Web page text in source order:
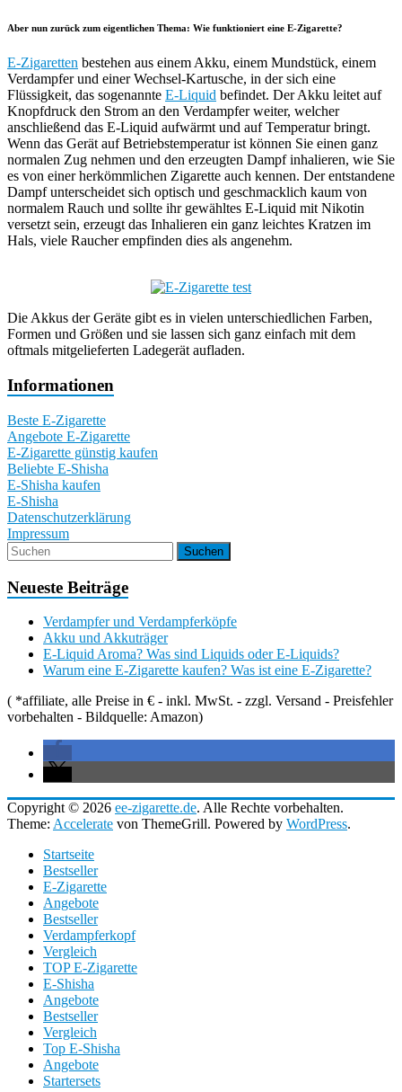
Aber nun zurück zum eigentlichen Thema: Wie funktioniert eine E-Zigarette?
E-Zigaretten bestehen aus einem Akku, einem Mundstück, einem
Verdampfer und einer Wechsel-Kartusche, in der sich eine
Flüssigkeit, das sogenannte E-Liquid befindet. Der Akku leitet auf
Knopfdruck den Strom an den Verdampfer weiter, welcher
anschließend das E-Liquid aufwärmt und auf Temperatur bringt.
Wenn das Gerät auf Betriebstemperatur ist können Sie einen ganz
normalen Zug nehmen und den erzeugten Dampf inhalieren, wie Sie
es von einer herkömmlichen Zigarette auch kennen. Der entstandene
Dampf unterscheidet sich optisch und geschmacklich kaum von
normalem Rauch und sollte ihr gewähltes E-Liquid mit Nikotin
versetzt sein, erzeugt das Inhalieren ein ganz leichtes Kratzen im
Hals, viele Raucher empfinden dies als angenehm.
Die Akkus der Geräte gibt es in vielen unterschiedlichen Farben,
Formen und Größen und sie lassen sich ganz einfach mit dem
oftmals mitgelieferten Ladegerät aufladen.
Informationen
Beste E-Zigarette
Angebote E-Zigarette
E-Zigarette günstig kaufen
Beliebte E-Shisha
E-Shisha kaufen
E-Shisha
Datenschutzerklärung
Impressum
Neueste Beiträge
Verdampfer und Verdampferköpfe
Akku und Akkuträger
E-Liquid Aroma? Was sind Liquids oder E-Liquids?
Warum eine E-Zigarette kaufen? Was ist eine E-Zigarette?
( *affiliate, alle Preise in € - inkl. MwSt. - zzgl. Versand - Preisfehler
vorbehalten - Bildquelle: Amazon)
Copyright © 2026 ee-zigarette.de. Alle Rechte vorbehalten.
Theme: Accelerate von ThemeGrill. Powered by WordPress.
Startseite
Bestseller
E-Zigarette
Angebote
Bestseller
Verdampferkopf
Vergleich
TOP E-Zigarette
E-Shisha
Angebote
Bestseller
Vergleich
Top E-Shisha
Angebote
Startersets